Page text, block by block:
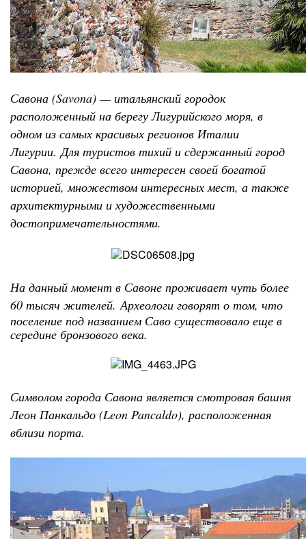
Савона (Savona) — итальянский городок
расположенный на берегу Лигурийского моря, в
одном из самых красивых регионов Италии
Лигурии.Для туристов тихий и сдержанный город
Савона, прежде всего интересен своей богатой
историей, множеством интересных мест, а также
архитектурными и художественными
достопримечательностями.
На данный момент в Савоне проживает чуть более
60 тысяч жителей.Археологи говорят о том, что
поселение под названием Саво существовало еще в
середине бронзового века.
Символом города Савона является смотровая башня
Леон Панкальдо (Leon Pancaldo), расположенная
вблизи порта.